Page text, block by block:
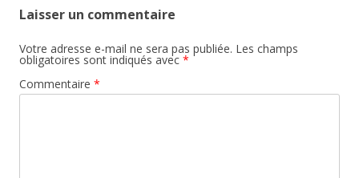
Laisser un commentaire
Votre adresse e-mail ne sera pas publiée. Les champs
obligatoires sont indiqués avec *
Commentaire *